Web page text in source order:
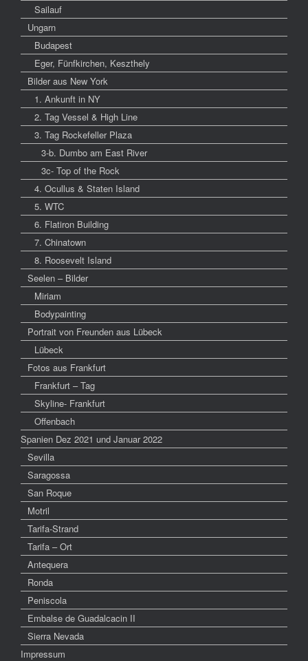
Sailauf
Ungarn
Budapest
Eger, Fünfkirchen, Keszthely
Bilder aus New York
1. Ankunft in NY
2. Tag Vessel & High Line
3. Tag Rockefeller Plaza
3-b. Dumbo am East River
3c- Top of the Rock
4. Ocullus & Staten Island
5. WTC
6. Flatiron Building
7. Chinatown
8. Roosevelt Island
Seelen – Bilder
Miriam
Bodypainting
Portrait von Freunden aus Lübeck
Lübeck
Fotos aus Frankfurt
Frankfurt – Tag
Skyline- Frankfurt
Offenbach
Spanien Dez 2021 und Januar 2022
Sevilla
Saragossa
San Roque
Motril
Tarifa-Strand
Tarifa – Ort
Antequera
Ronda
Peniscola
Embalse de Guadalcacin II
Sierra Nevada
Impressum